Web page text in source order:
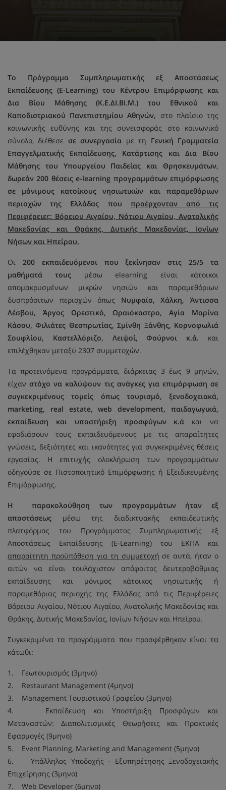
Το Πρόγραμμα Συμπληρωματικής εξ Αποστάσεως
Εκπαίδευσης (E-Learning) του Κέντρου Επιμόρφωσης και
Δια Βίου Μάθησης (Κ.Ε.ΔΙ.ΒΙ.Μ.) του Εθνικού και
Καποδιστριακού Πανεπιστημίου Αθηνών, στο πλαίσιο της
κοινωνικής ευθύνης και της συνεισφοράς στο κοινωνικό
σύνολο, διέθεσε σε συνεργασία με τη Γενική Γραμματεία
Επαγγελματικής Εκπαίδευσης, Κατάρτισης και Δια Βίου
Μάθησης του Υπουργείου Παιδείας και Θρησκευμάτων,
δωρεάν 200 θέσεις e-learning προγραμμάτων επιμόρφωσης
σε μόνιμους κατοίκους νησιωτικών και παραμεθόριων
περιοχών της Ελλάδας που προέρχονταν από τις
Περιφέρειες: Βόρειου Αιγαίου, Νότιου Αιγαίου, Ανατολικής
Μακεδονίας και Θράκης, Δυτικής Μακεδονίας, Ιονίων
Νήσων και Ηπείρου.
Οι 200 εκπαιδευόμενοι που ξεκίνησαν στις 25/5 τα
μαθήματά τους μέσω elearning είναι κάτοικοι
απομακρυσμένων μικρών νησιών και παραμεθόριων
δυσπρόσιτων περιοχών όπως Νυμφαίο, Χάλκη, Άντισσα
Λέσβου, Άργος Ορεστικό, Ωραιόκαστρο, Αγία Μαρίνα
Κάσου, Φιλιάτες Θεσπρωτίας, Σμίνθη Ξάνθης, Κορνοφωλιά
Σουφλίου, Καστελλόριζο, Λειψοί, Φούρνοι κ.ά. και
επιλέχθηκαν μεταξύ 2307 συμμετοχών.
Τα προτεινόμενα προγράμματα, διάρκειας 3 έως 9 μηνών,
είχανστόχο να καλύψουν τις ανάγκες για επιμόρφωση σε
συγκεκριμένους τομείς όπως τουρισμό, ξενοδοχειακά,
marketing, real estate, web development, παιδαγωγικά,
εκπαίδευση και υποστήριξη προσφύγων κ.ά και να
εφοδιάσουν τους εκπαιδευόμενους με τις απαραίτητες
γνώσεις, δεξιότητες και ικανότητες για συγκεκριμένες θέσεις
εργασίας. Η επιτυχής ολοκλήρωση των προγραμμάτων
οδηγούσε σε Πιστοποιητικό Επιμόρφωσης ή Εξειδικευμένης
Επιμόρφωσης.
Η παρακολούθηση των προγραμμάτων ήταν εξ
αποστάσεως μέσω της διαδικτυακής εκπαιδευτικής
πλατφόρμας του Προγράμματος Συμπληρωματικής εξ
Αποστάσεως Εκπαίδευσης (E-Learning) του ΕΚΠΑ και
απαραίτητη προϋπόθεση για τη συμμετοχή σε αυτά, ήταν ο
αιτών να είναι τουλάχιστον απόφοιτος δευτεροβάθμιας
εκπαίδευσης και μόνιμος κάτοικος νησιωτικής ή
παραμεθόριας περιοχής της Ελλάδας από τις Περιφέρειες
Βόρειου Αιγαίου, Νότιου Αιγαίου, Ανατολικής Μακεδονίας και
Θράκης, Δυτικής Μακεδονίας, Ιονίων Νήσων και Ηπείρου.
Συγκεκριμένα τα προγράμματα που προσφέρθηκαν είναι τα
κάτωθι:
1. Γεωτουρισμός (3μηνο)
2. Restaurant Management (4μηνο)
3. Management Τουριστικού Γραφείου (3μηνο)
4. Εκπαίδευση και Υποστήριξη Προσφύγων και
Μεταναστών: Διαπολιτισμικές Θεωρήσεις και Πρακτικές
Εφαρμογές (9μηνο)
5. Event Planning, Marketing and Management (5μηνο)
6. Υπάλληλος Υποδοχής - Εξυπηρέτησης Ξενοδοχειακής
Επιχείρησης (3μηνο)
7. Web Developer (6μηνο)